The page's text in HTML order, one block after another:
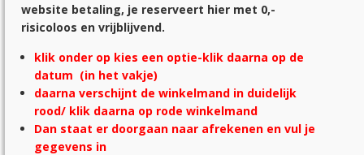
website betaling, je reserveert hier met 0,-
risicoloos en vrijblijvend.
klik onder op kies een optie-klik daarna op de
datum (in het vakje)
daarna verschijnt de winkelmand in duidelijk
rood/ klik daarna op rode winkelmand
Dan staat er doorgaan naar afrekenen en vul je
gegevens in